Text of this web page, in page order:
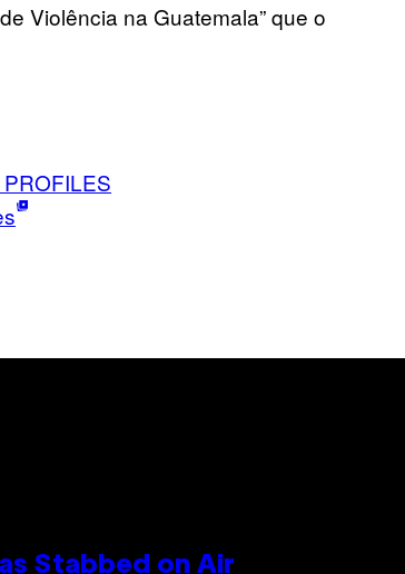
Violência na Guatemala” que o
Stabbed on Air